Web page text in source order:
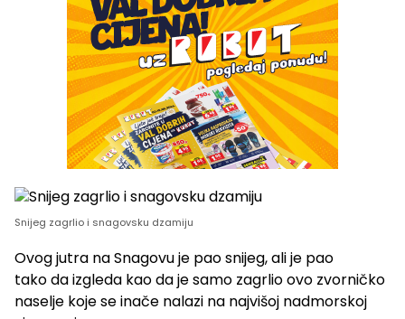
Snijeg zagrlio i snagovsku dzamiju
Ovog jutra na Snagovu je pao snijeg, ali je pao
tako da izgleda kao da je samo zagrlio ovo zvorničko
naselje koje se inače nalazi na najvišoj nadmorskoj